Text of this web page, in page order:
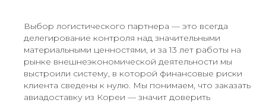
Выбор логистического партнера — это всегда
делегирование контроля над значительными
материальными ценностями, и за 13 лет работы на
рынке внешнеэкономической деятельности мы
выстроили систему, в которой финансовые риски
клиента сведены к нулю. Мы понимаем, что заказать
авиадоставку из Кореи — значит доверить